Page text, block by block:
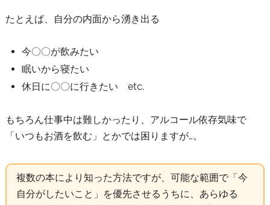
たとえば、自分の内面から湧き出る
今〇〇が飲みたい
眠いから寝たい
休日に〇〇に行きたい etc.
もちろん仕事中は難しかったり、アルコール依存気味で
「いつもお酒を飲む」とかでは困りますが…。
複数の本により知った方法ですが、可能な範囲で「今
自分がしたいこと」を優先させるうちに、あらゆる